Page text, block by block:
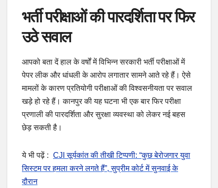
भर्ती परीक्षाओं की पारदर्शिता पर फिर
उठे सवाल
आपको बता दें हाल के वर्षों में विभिन्न सरकारी भर्ती परीक्षाओं में
पेपर लीक और धांधली के आरोप लगातार सामने आते रहे हैं। ऐसे
मामलों के कारण प्रतियोगी परीक्षाओं की विश्वसनीयता पर सवाल
खड़े हो रहे हैं। कानपुर की यह घटना भी एक बार फिर परीक्षा
प्रणाली की पारदर्शिता और सुरक्षा व्यवस्था को लेकर नई बहस
छेड़ सकती है।
ये भी पढ़ें : CJI सूर्यकांत की तीखी टिप्पणी: “कुछ बेरोजगार युवा
सिस्टम पर हमला करने लगते हैं”, सुप्रीम कोर्ट में सुनवाई के
दौरान